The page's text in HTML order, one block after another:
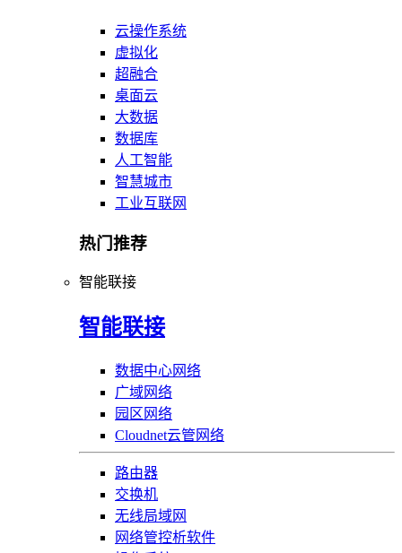
云操作系统
虚拟化
超融合
桌面云
大数据
数据库
人工智能
智慧城市
工业互联网
热门推荐
智能联接
智能联接
数据中心网络
广域网络
园区网络
Cloudnet云管网络
路由器
交换机
无线局域网
网络管控析软件